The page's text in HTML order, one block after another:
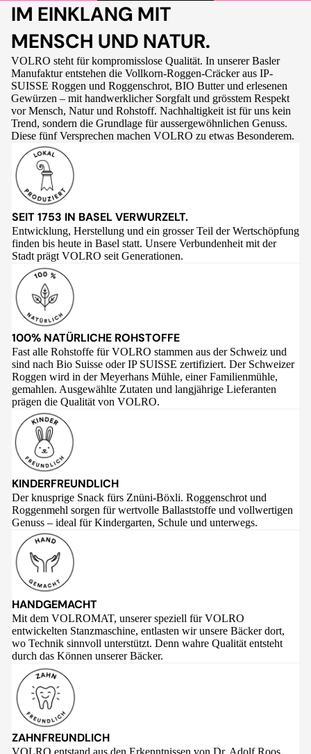
IM EINKLANG MIT
MENSCH UND NATUR.
VOLRO steht für kompromisslose Qualität. In unserer Basler
Manufaktur entstehen die Vollkorn-Roggen-Cräcker aus IP-
SUISSE Roggen und Roggenschrot, BIO Butter und erlesenen
Gewürzen – mit handwerklicher Sorgfalt und grösstem Respekt
vor Mensch, Natur und Rohstoff. Nachhaltigkeit ist für uns kein
Trend, sondern die Grundlage für aussergewöhnlichen Genuss.
Diese fünf Versprechen machen VOLRO zu etwas Besonderem.
SEIT 1753 IN BASEL VERWURZELT.
Entwicklung, Herstellung und ein grosser Teil der Wertschöpfung
finden bis heute in Basel statt. Unsere Verbundenheit mit der
Stadt prägt VOLRO seit Generationen.
100% NATÜRLICHE ROHSTOFFE
Fast alle Rohstoffe für VOLRO stammen aus der Schweiz und
sind nach Bio Suisse oder IP SUISSE zertifiziert. Der Schweizer
Roggen wird in der Meyerhans Mühle, einer Familienmühle,
gemahlen. Ausgewählte Zutaten und langjährige Lieferanten
prägen die Qualität von VOLRO.
KINDERFREUNDLICH
Der knusprige Snack fürs Znüni-Böxli. Roggenschrot und
Roggenmehl sorgen für wertvolle Ballaststoffe und vollwertigen
Genuss – ideal für Kindergarten, Schule und unterwegs.
HANDGEMACHT
Mit dem VOLROMAT, unserer speziell für VOLRO
entwickelten Stanzmaschine, entlasten wir unsere Bäcker dort,
wo Technik sinnvoll unterstützt. Denn wahre Qualität entsteht
durch das Können unserer Bäcker.
ZAHNFREUNDLICH
VOLRO entstand aus den Erkenntnissen von Dr. Adolf Roos,